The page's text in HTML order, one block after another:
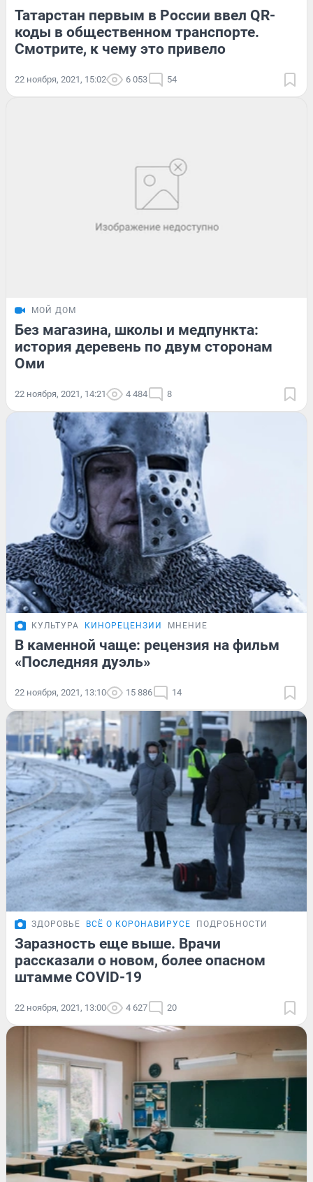
Татарстан первым в России ввел QR-
коды в общественном транспорте.
Смотрите, к чему это привело
22 ноября, 2021, 15:02 6 053 54
МОЙ ДОМ
Без магазина, школы и медпункта:
история деревень по двум сторонам
Оми
22 ноября, 2021, 14:21 4 484 8
КУЛЬТУРА КИНОРЕЦЕНЗИИ МНЕНИЕ
В каменной чаще: рецензия на фильм
«Последняя дуэль»
22 ноября, 2021, 13:10 15 886 14
ЗДОРОВЬЕ ВСЁ О КОРОНАВИРУСЕ ПОДРОБНОСТИ
Заразность еще выше. Врачи
рассказали о новом, более опасном
штамме COVID-19
22 ноября, 2021, 13:00 4 627 20